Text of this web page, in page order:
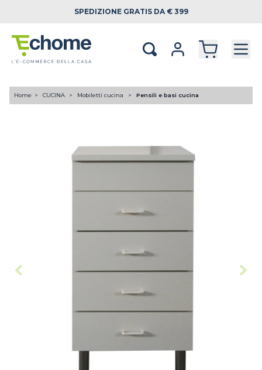
SPEDIZIONE GRATIS DA € 399
Home CUCINA Mobiletti cucina Pensili e basi cucina